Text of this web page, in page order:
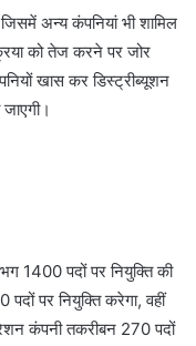
अन्य कंपनियां भी शामिल
को तेज करने पर जोर
खास कर डिस्ट्रीब्यूशन
1400 पदों पर नियुक्ति की
पर नियुक्ति करेगा, वहीं
कंपनी तकरीबन 270 पदों